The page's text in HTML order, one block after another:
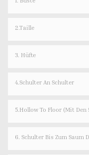
2.Taille
3. Hüfte
4.Schulter An Schulter
5.Hollow To Floor (Mit Den
6. Schulter Bis Zum Saum